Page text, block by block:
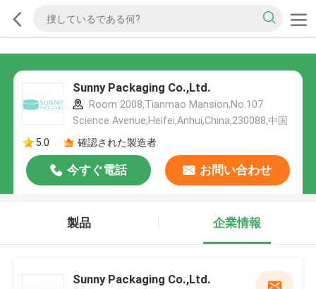
Sunny Packaging Co.,Ltd.
Room 2008,Tianmao Mansion,No.107
Science Avenue,Heifei,Anhui,China,230088,中国
5.0
確認された製造者
今すぐ電話 お問い合わせ
製品 企業情報
Sunny Packaging Co.,Ltd.